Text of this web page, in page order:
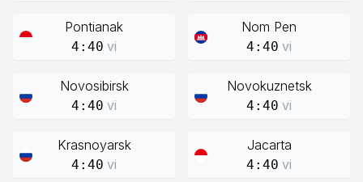
Pontianak
4:40 vi
Nom Pen
4:40 vi
Novosibirsk
4:40 vi
Novokuznetsk
4:40 vi
Krasnoyarsk
4:40 vi
Jacarta
4:40 vi